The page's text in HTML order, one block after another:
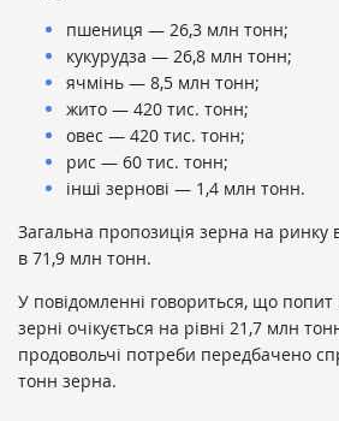
пшениця — 26,3 млн тонн;
кукурудза — 26,8 млн тонн;
ячмінь — 8,5 млн тонн;
жито — 420 тис. тонн;
овес — 420 тис. тонн;
рис — 60 тис. тонн;
інші зернові — 1,4 млн тонн.
Загальна пропозиція зерна на ринку
в 71,9 млн тонн.
У повідомленні говориться, що
зерні очікується на рівні 21,7 млн
продовольчі потреби передбачено
тонн зерна.